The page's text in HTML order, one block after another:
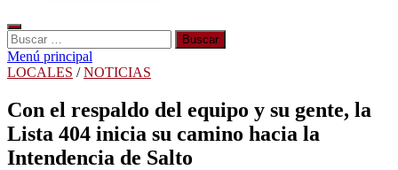
Buscar:
Menú principal
LOCALES /NOTICIAS
Con el respaldo del equipo y su gente, la
Lista 404 inicia su camino hacia la
Intendencia de Salto